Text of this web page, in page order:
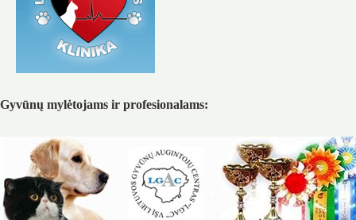
Gyvūnų mylėtojams ir profesionalams: